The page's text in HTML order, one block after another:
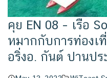
คุย EN 08 – เรือ
หมากกับการท่องเ
อริ่งอ. กันต์ ปานปร